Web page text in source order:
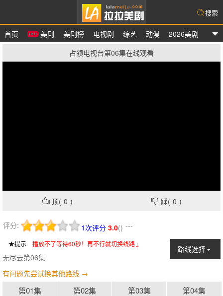
拉拉美剧
首页 美剧 美剧榜 电视剧 综艺 动漫 2026美剧
搜索
占领电视台第06集在线观看
顶( 0 ) 踩( 0 )
评分: 3.0(
1次评分 ) ---
★提示 播放不了等待60秒！再不行就切换线路↓
路线选择
无尽云第06集
有问题先尝试换其他路线 →
第01集 第02集 第03集
第04集